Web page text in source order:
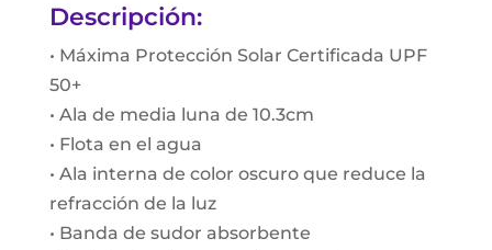
Descripción:
• Máxima Protección Solar Certificada UPF
50+
• Ala de media luna de 10.3cm
• Flota en el agua
• Ala interna de color oscuro que reduce la
refracción de la luz
• Banda de sudor absorbente